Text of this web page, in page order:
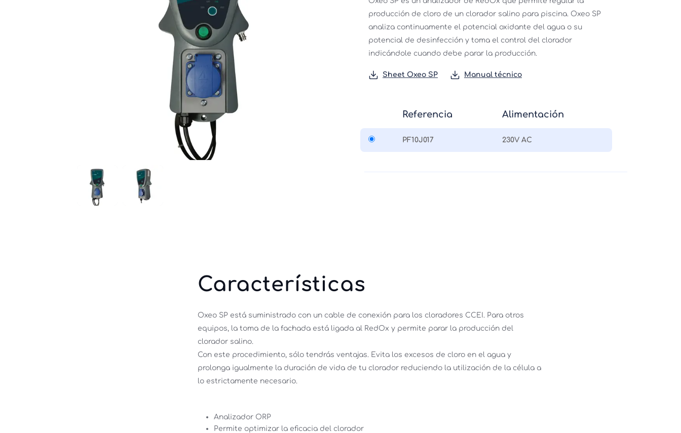
producción de cloro de un clorador salino para piscina. Oxeo SP
analiza continuamente el potencial oxidante del agua o su
potencial de desinfección y toma el control del clorador
indicándole cuando debe parar la producción.
Sheet Oxeo SP Manual técnico
Referencia Alimentación
PF10J017 230V AC
Características
Oxeo SP está suministrado con un cable de conexión para los cloradores CCEI. Para otros
equipos, la toma de la fachada está ligada al RedOx y permite parar la producción del
clorador salino.
Con este procedimiento, sólo tendrás ventajas. Evita los excesos de cloro en el agua y
prolonga igualmente la duración de vida de tu clorador reduciendo la utilización de la célula a
lo estrictamente necesario.
Analizador ORP
Permite optimizar la eficacia del clorador